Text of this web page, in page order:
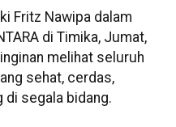
Fritz Nawipa dalam
di Timika, Jumat,
melihat seluruh
sehat, cerdas,
di segala bidang.